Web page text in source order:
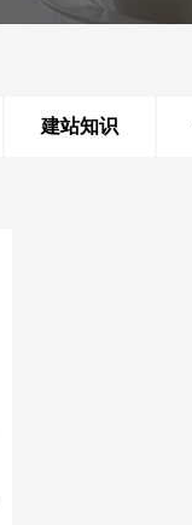
建站知识